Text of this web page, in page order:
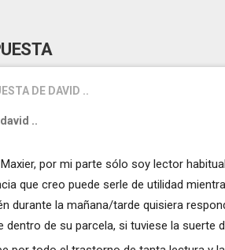
DE DAVID ..
david ..
Maxier, por mi parte sólo soy lector
que creo puede serle de utilidad
durante la mañana/tarde quisiera
dentro de su parcela, si tuviese la suerte